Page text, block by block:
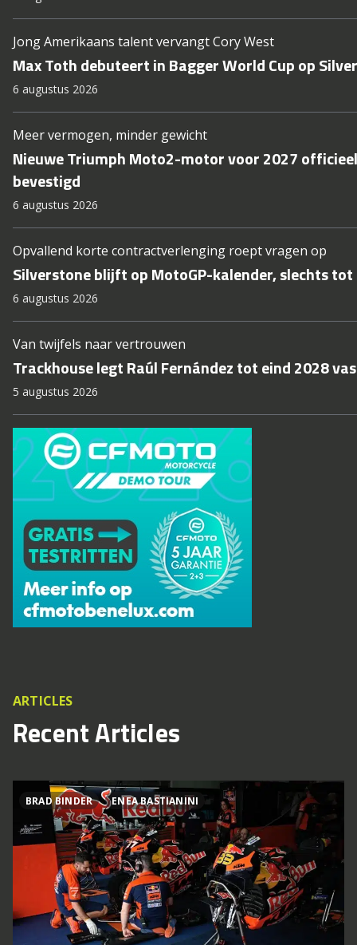
Jong Amerikaans talent vervangt Cory West
Max Toth debuteert in Bagger World Cup op
6 augustus 2026
Meer vermogen, minder gewicht
Nieuwe Triumph Moto2-motor voor 2027 officieel
bevestigd
6 augustus 2026
Opvallend korte contractverlenging roept vragen op
Silverstone blijft op MotoGP-kalender, slechts
6 augustus 2026
Van twijfels naar vertrouwen
Trackhouse legt Raúl Fernández tot eind 2028
5 augustus 2026
ARTICLES
Recent Articles
BRAD BINDER ENEA BASTIANINI